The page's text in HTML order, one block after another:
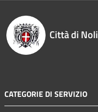
Città di Noli
CATEGORIE DI SERVIZIO